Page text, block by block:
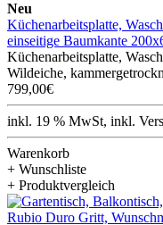
Neu
Küchenarbeitsplatte,
einseitige Baumkante
Küchenarbeitsplatte,
Wildeiche,
799,00€
inkl. 19 % MwSt, inkl.
Warenkorb
+ Wunschliste
+ Produktvergleich